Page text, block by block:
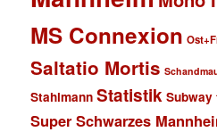
MS Connexion
Saltatio Mortis
Stahlmann Statistik
Super Schwarzes